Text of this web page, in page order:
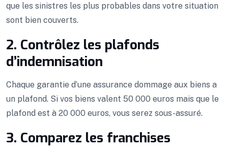
que les sinistres les plus probables dans votre situation
sont bien couverts.
2. Contrôlez les plafonds
d’indemnisation
Chaque garantie d’une assurance dommage aux biens a
un plafond. Si vos biens valent 50 000 euros mais que le
plafond est à 20 000 euros, vous serez sous-assuré.
3. Comparez les franchises